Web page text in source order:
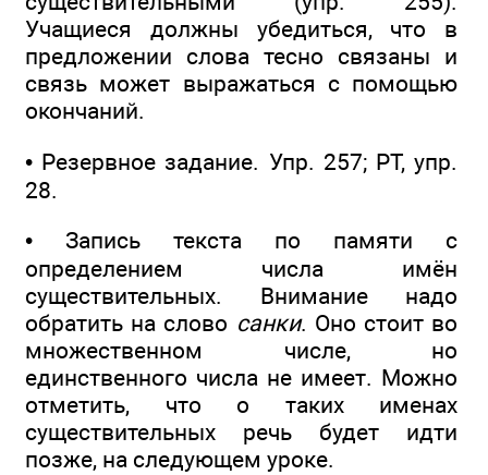
Учащиеся должны убедиться, что в
предложении слова тесно связаны и
связь может выражаться с помощью
окончаний.
• Резервное задание. Упр. 257; РТ, упр.
28.
• Запись текста по памяти с
определением числа имён
существительных. Внимание надо
обратить на слово санки. Оно стоит во
множественном числе, но
единственного числа не имеет. Можно
отметить, что о таких именах
существительных речь будет идти
позже, на следующем уроке.